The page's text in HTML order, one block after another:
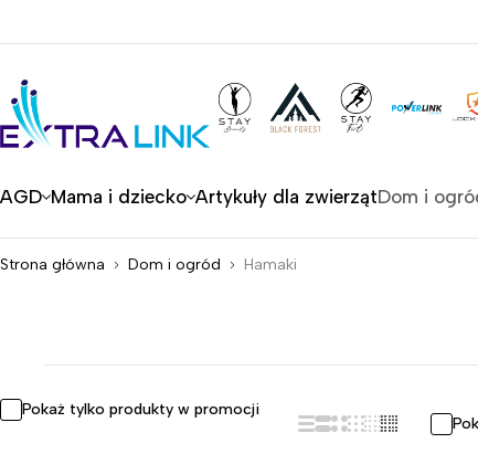
AGD Mama i dziecko Artykuły dla zwierzątDom i
Strona główna Dom i ogród Hamaki
Pokaż tylko produkty w promocji